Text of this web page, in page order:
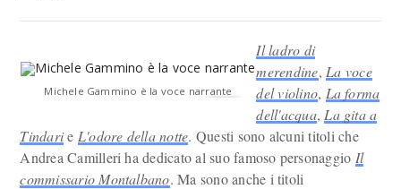
Michele Gammino è la voce narrante
Il ladro di
merendine, La voce
del violino, La forma
dell'acqua, La gita a
Tindarie L'odore della notte. Questi sono alcuni titoli che
Andrea Camilleri ha dedicato al suo famoso personaggio Il
commissario Montalbano. Ma sono anche i titoli